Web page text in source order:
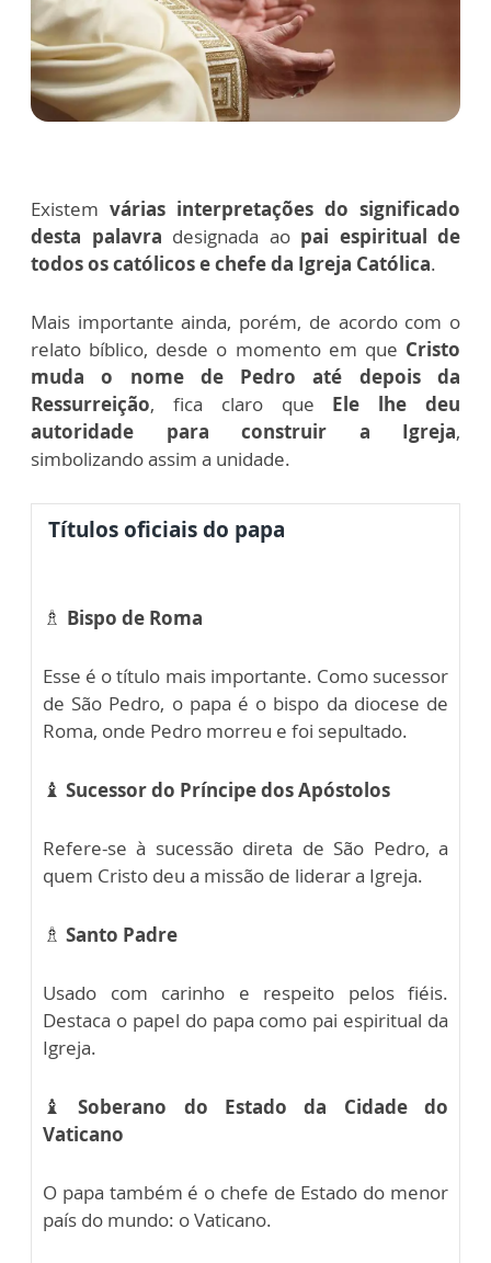
Existem várias interpretações do significado
desta palavra designada ao pai espiritual de
todos os católicos e chefe da Igreja Católica.
Mais importante ainda, porém, de acordo com o
relato bíblico, desde o momento em que Cristo
muda o nome de Pedro até depois da
Ressurreição, fica claro que Ele lhe deu
autoridade para construir a Igreja,
simbolizando assim a unidade.
Títulos oficiais do papa
♗ Bispo de Roma
Esse é o título mais importante. Como sucessor
de São Pedro, o papa é o bispo da diocese de
Roma, onde Pedro morreu e foi sepultado.
♝ Sucessor do Príncipe dos Apóstolos
Refere-se à sucessão direta de São Pedro, a
quem Cristo deu a missão de liderar a Igreja.
♗ Santo Padre
Usado com carinho e respeito pelos fiéis.
Destaca o papel do papa como pai espiritual da
Igreja.
♝
Soberano do Estado da Cidade do
Vaticano
O papa também é o chefe de Estado do menor
país do mundo: o Vaticano.